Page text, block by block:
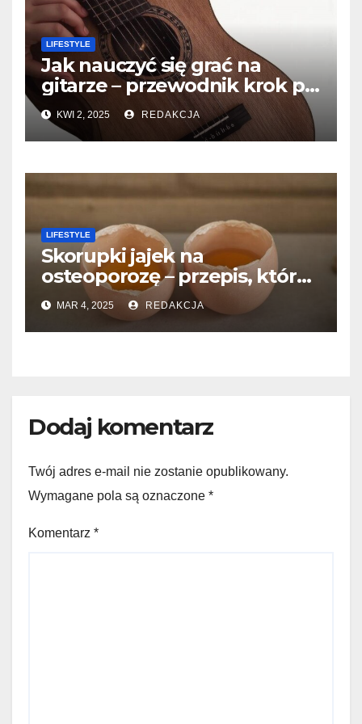
LIFESTYLE
Jak nauczyć się grać na
gitarze – przewodnik krok po
kroku dla początkujących
KWI 2, 2025 REDAKCJA
LIFESTYLE
Skorupki jajek na
osteoporozę – przepis, który
warto znać!
MAR 4, 2025 REDAKCJA
Dodaj komentarz
Twój adres e-mail nie zostanie opublikowany.
Wymagane pola są oznaczone *
Komentarz *